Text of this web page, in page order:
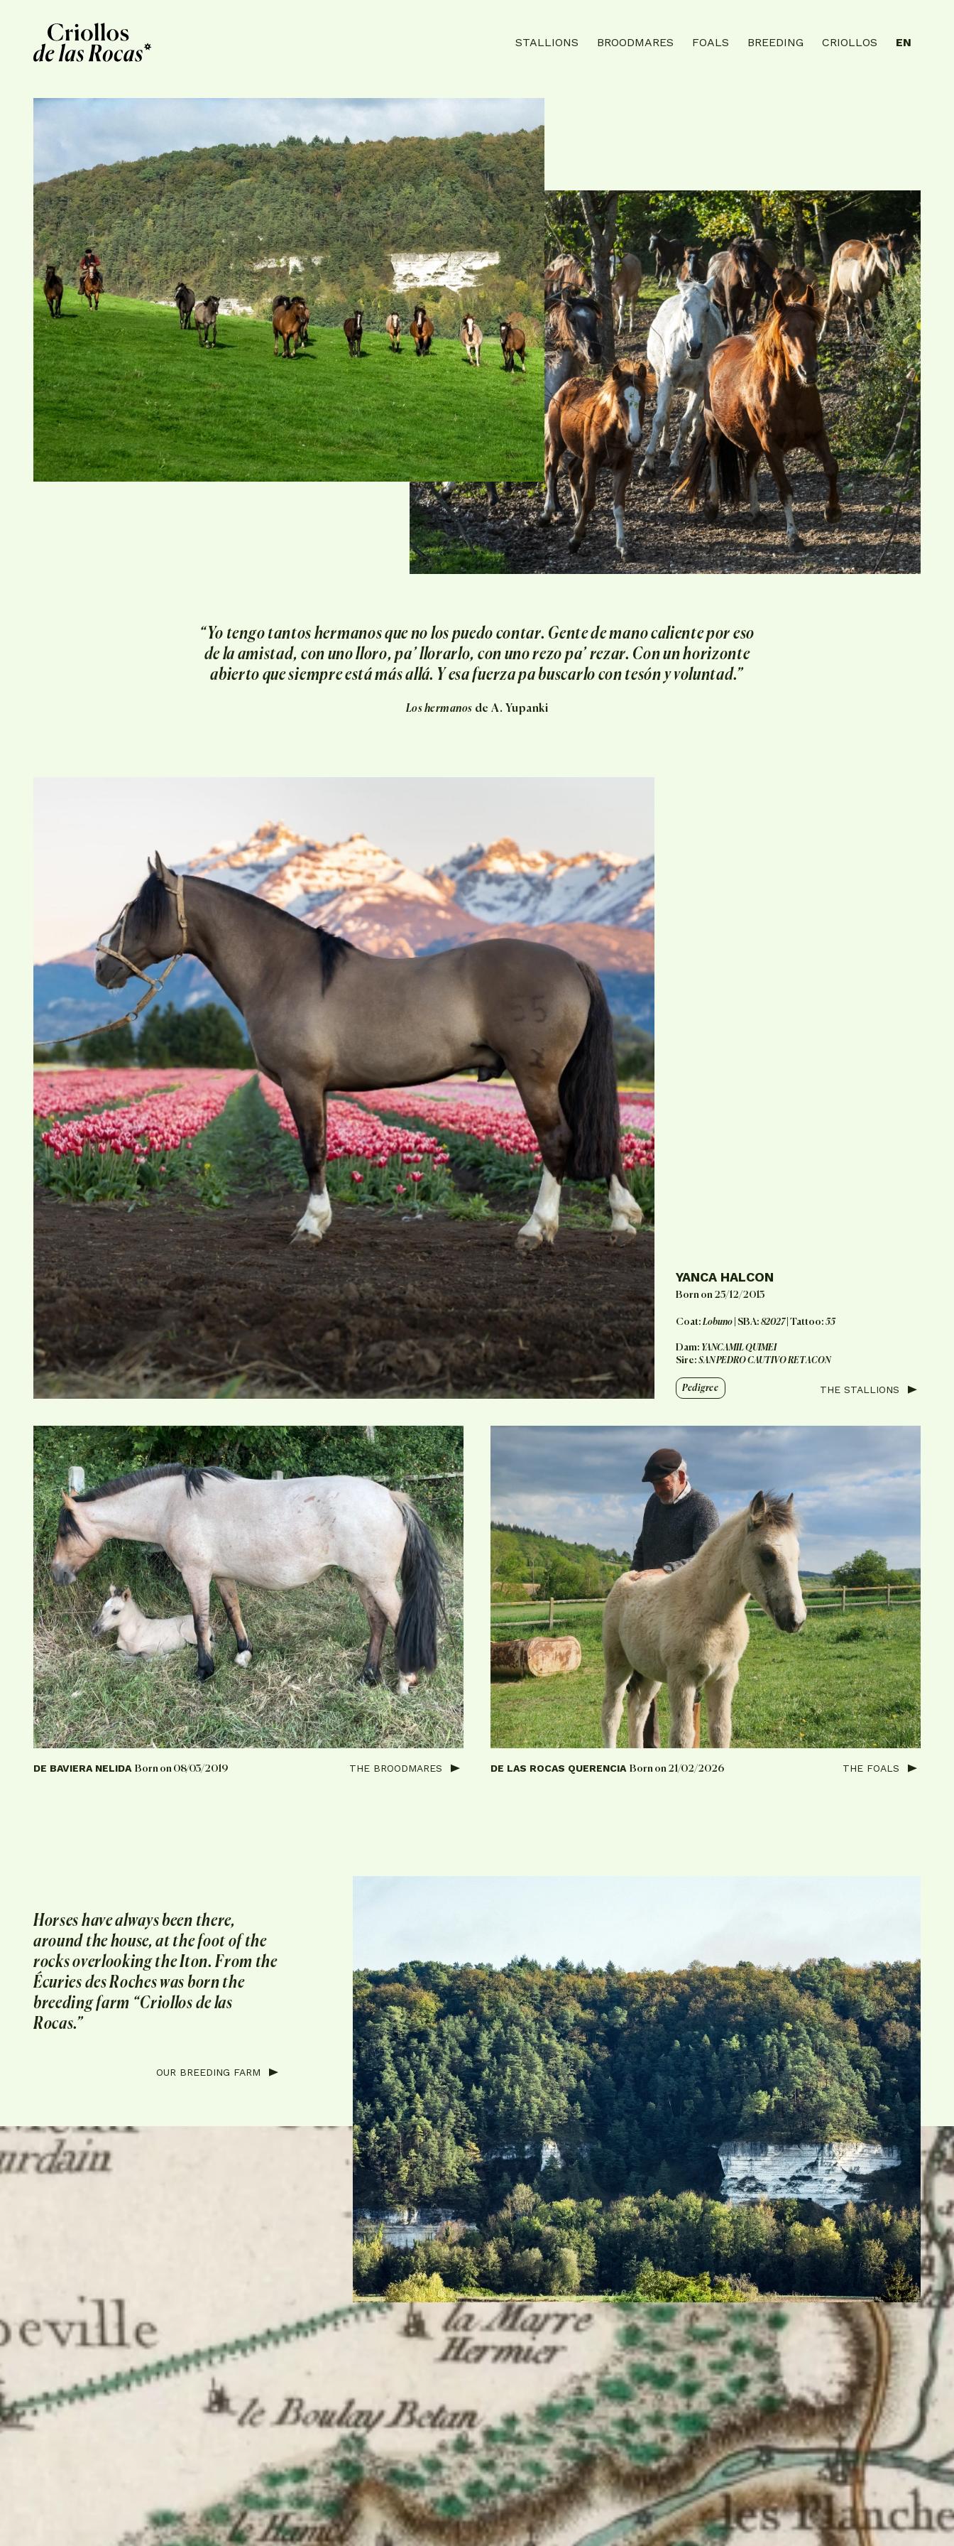
STALLIONS BROODMARES FOALS BREEDING CRIOLLOS EN
“Yo tengo tantos hermanos que no los puedo contar. Gente de mano caliente por eso
de la amistad, con uno lloro, pa’ llorarlo, con uno rezo pa’ rezar. Con un horizonte
abierto que siempre está más allá. Y esa fuerza pa buscarlo con tesón y voluntad.”
Los hermanos de A. Yupanki
YANCA HALCON
Born on 25/12/2013
Coat: Lobuno | SBA: 82027| Tattoo: 55
Dam: YANCAMIL QUIMEI
Sire: SAN PEDRO CAUTIVO RETACON
Pedigree THE STALLIONS
DE BAVIERA NELIDA Born on 08/03/2019 THE BROODMARES DE LAS ROCAS QUERENCIA Born on 21/02/2026 THE FOALS
Horses have always been there,
around the house, at the foot of the
rocks overlooking the Iton. From the
Écuries des Roches was born the
breeding farm “Criollos de las
Rocas.”
OUR BREEDING FARM